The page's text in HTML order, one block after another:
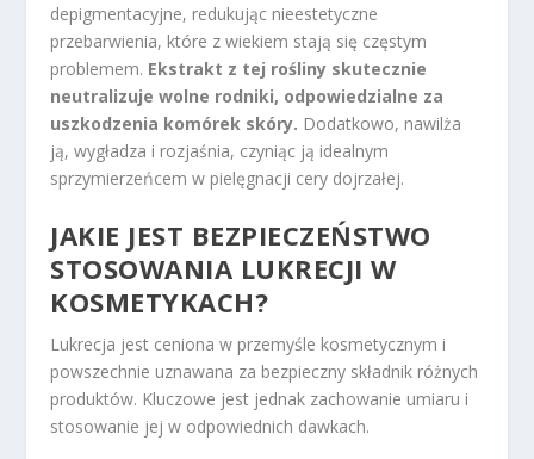
depigmentacyjne, redukując nieestetyczne
przebarwienia, które z wiekiem stają się częstym
problemem. Ekstrakt z tej rośliny skutecznie
neutralizuje wolne rodniki, odpowiedzialne za
uszkodzenia komórek skóry. Dodatkowo, nawilża
ją, wygładza i rozjaśnia, czyniąc ją idealnym
sprzymierzeńcem w pielęgnacji cery dojrzałej.
JAKIE JEST BEZPIECZEŃSTWO
STOSOWANIA LUKRECJI W
KOSMETYKACH?
Lukrecja jest ceniona w przemyśle kosmetycznym i
powszechnie uznawana za bezpieczny składnik różnych
produktów. Kluczowe jest jednak zachowanie umiaru i
stosowanie jej w odpowiednich dawkach.